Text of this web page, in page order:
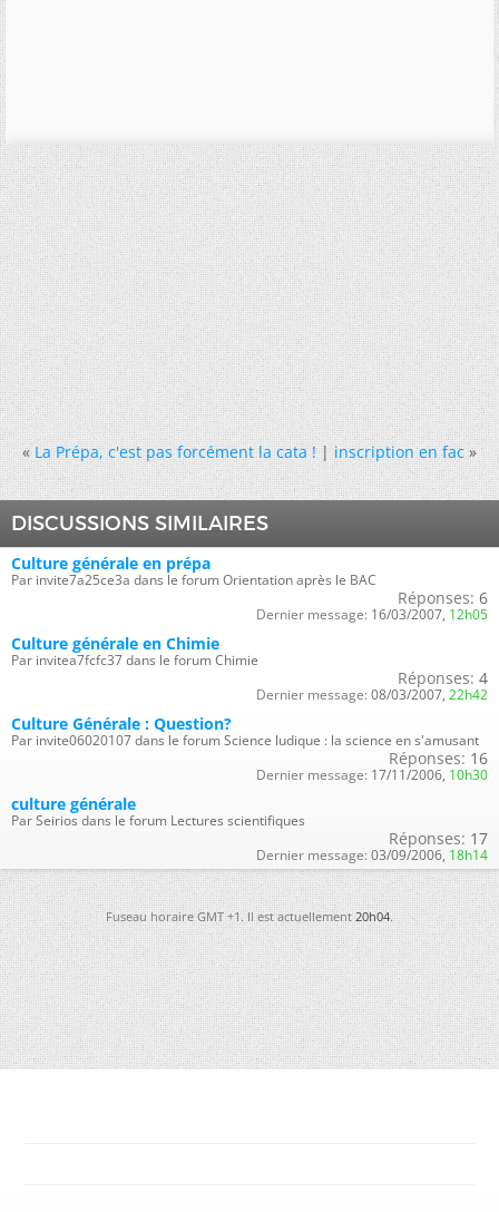
« La Prépa, c'est pas forcément la cata !|inscription en fac »
DISCUSSIONS SIMILAIRES
Culture générale en prépa
Par invite7a25ce3a dans le forum Orientation après le BAC
Réponses: 6
Dernier message: 16/03/2007, 12h05
Culture générale en Chimie
Par invitea7fcfc37 dans le forum Chimie
Réponses: 4
Dernier message: 08/03/2007, 22h42
Culture Générale : Question?
Par invite06020107 dans le forum Science ludique : la science en s'amusant
Réponses: 16
Dernier message: 17/11/2006, 10h30
culture générale
Par Seirios dans le forum Lectures scientifiques
Réponses: 17
Dernier message: 03/09/2006, 18h14
Fuseau horaire GMT +1. Il est actuellement20h04.